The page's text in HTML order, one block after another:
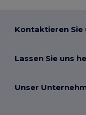
Kontaktieren Sie
Lassen Sie uns
Unser